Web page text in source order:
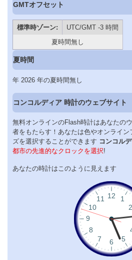
GMTオフセット
標準時ゾーン:
UTC/GMT -3 時間
夏時間無し
夏時間
年 2026 年の夏時間無し
コンコルディア 時計のウェブサイト
無料オンラインのFlash時計はあなたの
者をもたらす！あなたは色やオンライン
ズを選択することができます コンコル
都市の先進的なクロックを選択!
あなたの時計はこのように見えます